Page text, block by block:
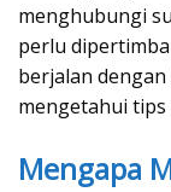
menghubungi
perlu
berjalan
mengetahui
Mengapa